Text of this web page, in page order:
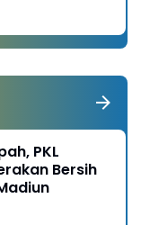
PKL
Bersih